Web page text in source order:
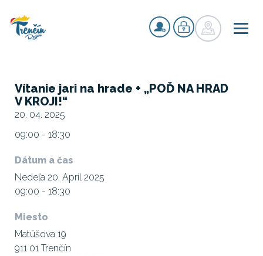
Vítanie jari na hrade + „POĎ NA HRAD
V KROJI!“
20. 04. 2025
09:00 - 18:30
Dátum a čas
Nedeľa 20. Apríl 2025
09:00 - 18:30
Miesto
Matúšova 19
911 01 Trenčín